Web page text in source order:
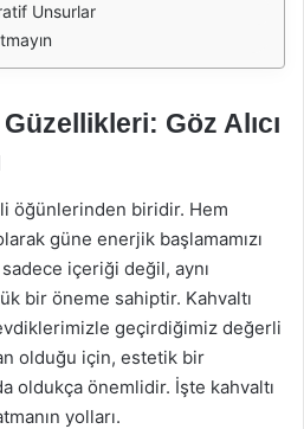
Unsurlar
Göz Alıcı
öğünlerinden biridir. Hem
güne enerjik başlamamızı
içeriği değil, aynı
bir öneme sahiptir. Kahvaltı
geçirdiğimiz değerli
olduğu için, estetik bir
oldukça önemlidir. İşte kahvaltı
yolları.